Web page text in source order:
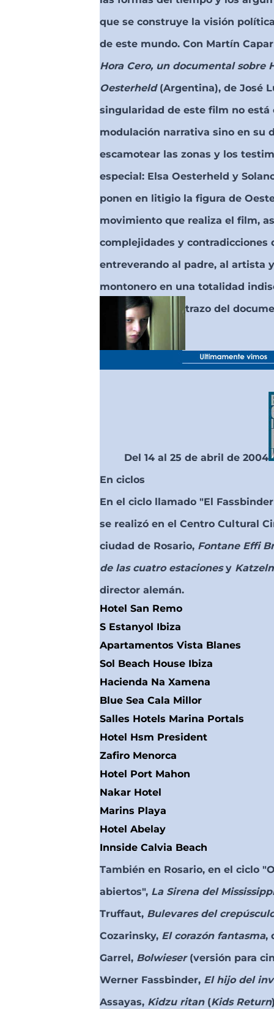
que se construye la visión
de este mundo. Con Martín
Hora Cero, un documental sobre
Oesterheld(Argentina), de José
singularidad de este film no está
modulación narrativa sino en su
escamotear las zonas y los
especial: Elsa Oesterheld y
ponen en litigio la figura de
movimiento que realiza el film,
complejidades y contradicciones
entreverando al padre, al artista
montonero en una totalidad
trazo del
Del 14 al 25 de abril de 2004
En ciclos
En el ciclo llamado "El
se realizó en el Centro Cultural
ciudad de Rosario, Fontane Effi
de las cuatro estacionesy
director alemán.
Hotel San Remo
S Estanyol Ibiza
Apartamentos Vista Blanes
Sol Beach House Ibiza
Hacienda Na Xamena
Blue Sea Cala Millor
Salles Hotels Marina Portals
Hotel Hsm President
Zafiro Menorca
Hotel Port Mahon
Nakar Hotel
Marins Playa
Hotel Abelay
Innside Calvia Beach
También en Rosario, en el ciclo
abiertos", La Sirena del
Truffaut, Bulevares del
Cozarinsky, El corazón fantasma,
Garrel, Bolwieser(versión para
Werner Fassbinder, El hijo del
Assayas, Kidzu ritan(Kids Return